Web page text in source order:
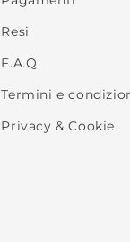
Resi
F.A.Q
Termini e
Privacy & Cookie